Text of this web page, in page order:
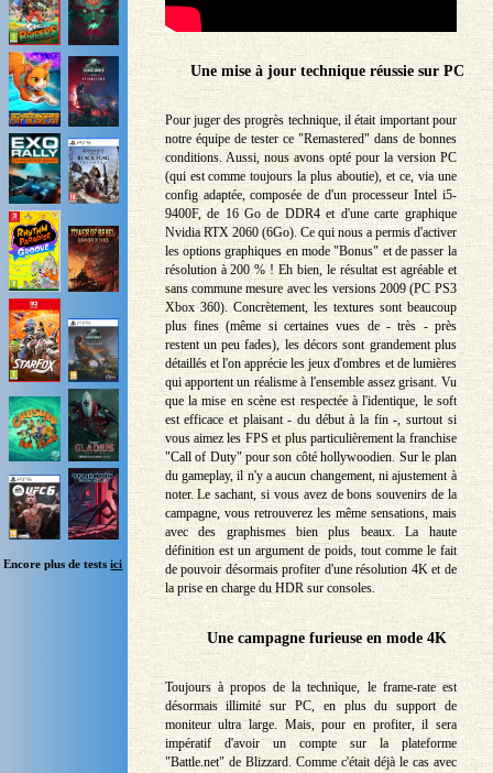
Encore plus de testsici
Une mise à jour technique réussie sur PC
Pour juger des progrès technique, il était important pour
notre équipe de tester ce "Remastered" dans de bonnes
conditions. Aussi, nous avons opté pour la version PC
(qui est comme toujours la plus aboutie), et ce, via une
config adaptée, composée de d'un processeur Intel i5-
9400F, de 16 Go de DDR4 et d'une carte graphique
Nvidia RTX 2060 (6Go). Ce qui nous a permis d'activer
les options graphiques en mode "Bonus" et de passer la
résolution à 200 % ! Eh bien, le résultat est agréable et
sans commune mesure avec les versions 2009 (PC PS3
Xbox 360). Concrètement, les textures sont beaucoup
plus fines (même si certaines vues de - très - près
restent un peu fades), les décors sont grandement plus
détaillés et l'on apprécie les jeux d'ombres et de lumières
qui apportent un réalisme à l'ensemble assez grisant. Vu
que la mise en scène est respectée à l'identique, le soft
est efficace et plaisant - du début à la fin -, surtout si
vous aimez les FPS et plus particulièrement la franchise
"Call of Duty" pour son côté hollywoodien. Sur le plan
du gameplay, il n'y a aucun changement, ni ajustement à
noter. Le sachant, si vous avez de bons souvenirs de la
campagne, vous retrouverez les même sensations, mais
avec des graphismes bien plus beaux. La haute
définition est un argument de poids, tout comme le fait
de pouvoir désormais profiter d'une résolution 4K et de
la prise en charge du HDR sur consoles.
Une campagne furieuse en mode 4K
Toujours à propos de la technique, le frame-rate est
désormais illimité sur PC, en plus du support de
moniteur ultra large. Mais, pour en profiter, il sera
impératif d'avoir un compte sur la plateforme
"Battle.net" de Blizzard. Comme c'était déjà le cas avec